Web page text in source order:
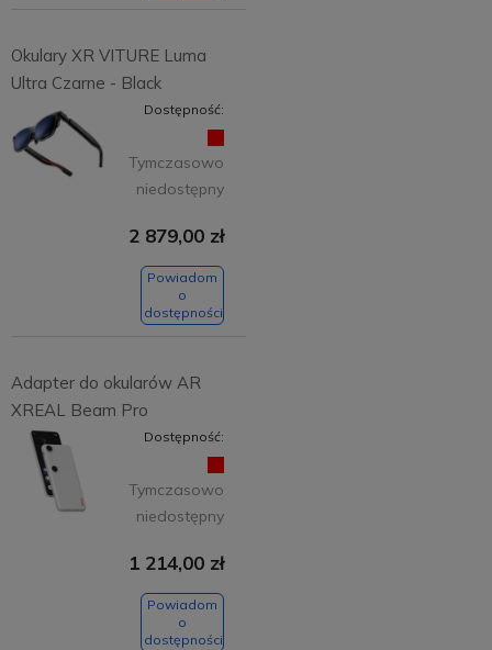
Okulary XR VITURE Luma
Ultra Czarne - Black
Dostępność:
Tymczasowo
niedostępny
2 879,00 zł
Powiadom
o
dostępności
Adapter do okularów AR
XREAL Beam Pro
Dostępność:
Tymczasowo
niedostępny
1 214,00 zł
Powiadom
o
dostępności